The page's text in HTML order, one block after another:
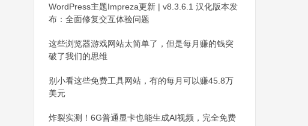
WordPress主题Impreza更新 | v8.3.6.1 汉化版本发
布：全面修复交互体验问题
这些浏览器游戏网站太简单了，但是每月赚的钱突
破了我们的思维
别小看这些免费工具网站，有的每月可以赚45.8万
美元
炸裂实测！6G普通显卡也能生成AI视频，完全免费